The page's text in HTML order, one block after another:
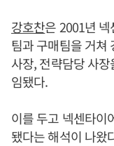
강호찬은 2001년
팀과 구매팀을 거쳐
사장, 전략담당 사
임됐다.
이를 두고 넥센타이
됐다는 해석이 나왔